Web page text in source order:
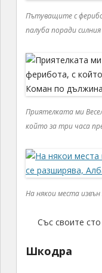
Пътуващите с
палуба поради
Приятелката ми
който за три часа
На някои места
Със своите
Шкодра